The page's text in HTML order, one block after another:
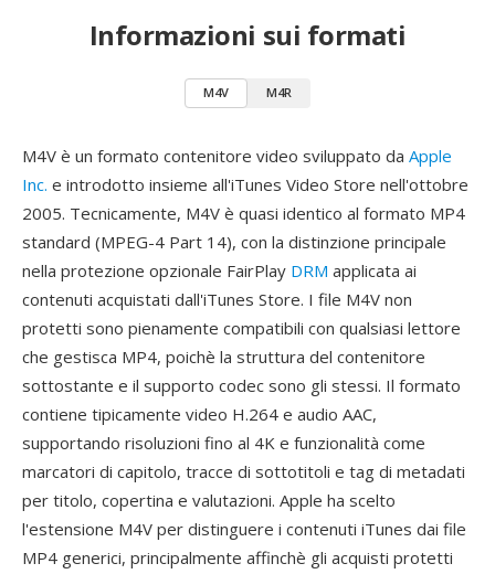
Informazioni sui formati
M4V M4R
M4V è un formato contenitore video sviluppato da Apple
Inc. e introdotto insieme all'iTunes Video Store nell'ottobre
2005. Tecnicamente, M4V è quasi identico al formato MP4
standard (MPEG-4 Part 14), con la distinzione principale
nella protezione opzionale FairPlay DRM applicata ai
contenuti acquistati dall'iTunes Store. I file M4V non
protetti sono pienamente compatibili con qualsiasi lettore
che gestisca MP4, poichè la struttura del contenitore
sottostante e il supporto codec sono gli stessi. Il formato
contiene tipicamente video H.264 e audio AAC,
supportando risoluzioni fino al 4K e funzionalità come
marcatori di capitolo, tracce di sottotitoli e tag di metadati
per titolo, copertina e valutazioni. Apple ha scelto
l'estensione M4V per distinguere i contenuti iTunes dai file
MP4 generici, principalmente affinchè gli acquisti protetti